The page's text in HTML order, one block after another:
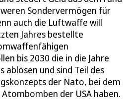
Sondervermögen für
auch die Luftwaffe will
Jahres bestellte
bis 2030 die in die Jahre
ablösen und sind Teil des
der Nato, bei dem
der USA haben.